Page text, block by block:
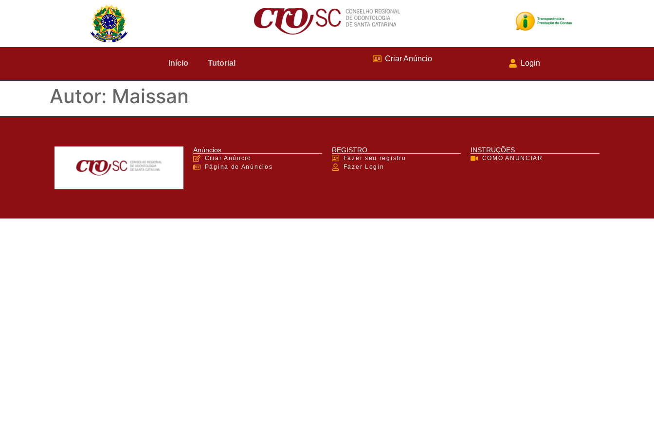
Início Tutorial
Criar Anúncio
Login
Autor: Maissan
Anúncios
Criar Anúncio
Página de Anúncios
REGISTRO
Fazer seu registro
Fazer Login
INSTRUÇÕES
COMO ANUNCIAR